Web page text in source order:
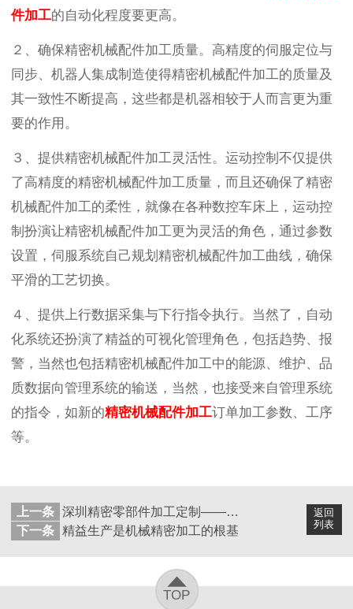
件加工的自动化程度要更高。
２、确保精密机械配件加工质量。高精度的伺服定位与
同步、机器人集成制造使得精密机械配件加工的质量及
其一致性不断提高，这些都是机器相较于人而言更为重
要的作用。
３、提供精密机械配件加工灵活性。运动控制不仅提供
了高精度的精密机械配件加工质量，而且还确保了精密
机械配件加工的柔性，就像在各种数控车床上，运动控
制扮演让精密机械配件加工更为灵活的角色，通过参数
设置，伺服系统自己规划精密机械配件加工曲线，确保
平滑的工艺切换。
４、提供上行数据采集与下行指令执行。当然了，自动
化系统还扮演了精益的可视化管理角色，包括趋势、报
警，当然也包括精密机械配件加工中的能源、维护、品
质数据向管理系统的输送，当然，也接受来自管理系统
的指令，如新的精密机械配件加工订单加工参数、工序
等。
返回
列表
上一条
深圳精密零部件加工定制——选哪家？
下一条 精益生产是机械精密加工的根基
TOP